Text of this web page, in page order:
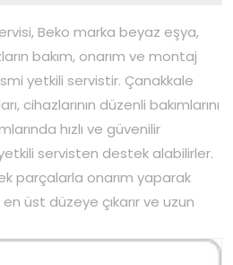
Beko marka beyaz eşya,
bakım, onarım ve montaj
yetkili servistir. Çanakkale
cihazlarının düzenli bakımlarını
hızlı ve güvenilir
servisten destek alabilirler.
parçalarla onarım yaparak
üst düzeye çıkarır ve uzun